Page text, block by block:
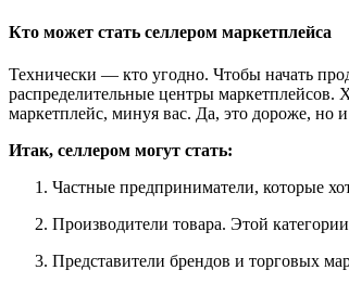
Кто может стать селлером маркетплейса
Технически — кто угодно. Чтобы начать
распределительные центры маркетплейсов.
маркетплейс, минуя вас. Да, это дороже, но
Итак, селлером могут стать:
Частные предприниматели, которые
Производители товара. Этой
Представители брендов и торговых